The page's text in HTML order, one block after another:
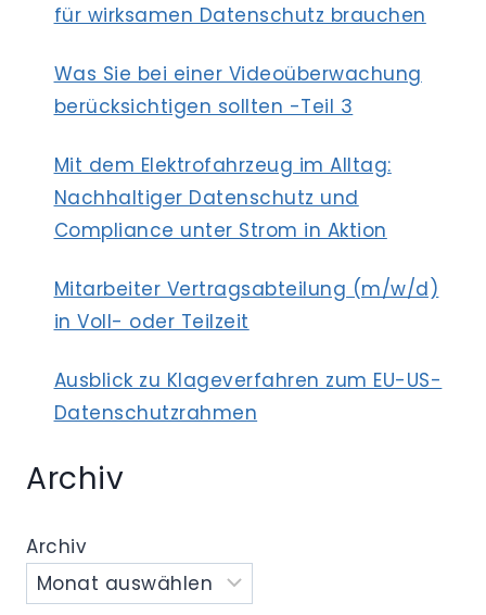
für wirksamen Datenschutz brauchen
Was Sie bei einer Videoüberwachung
berücksichtigen sollten -Teil 3
Mit dem Elektrofahrzeug im Alltag:
Nachhaltiger Datenschutz und
Compliance unter Strom in Aktion
Mitarbeiter Vertragsabteilung (m/w/d)
in Voll- oder Teilzeit
Ausblick zu Klageverfahren zum EU-US-
Datenschutzrahmen
Archiv
Archiv